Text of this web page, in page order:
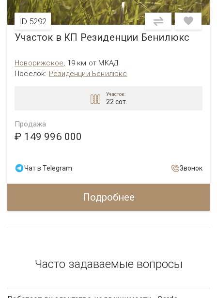
ID 5292
Участок в КП Резиденции Бенилюкс
Новорижское, 19 км от МКАД
Посёлок: Резиденции Бенилюкс
Участок:
22 сот.
Продажа
₽ 149 996 000
Чат в Telegram Звонок
Подробнее
Часто задаваемые вопросы